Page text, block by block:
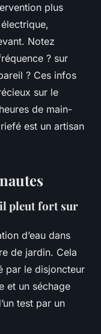
plus
Notez
? sur
? Ces infos
sur le
de main-
est un artisan
pleut fort sur
d’eau dans
de jardin. Cela
par le disjoncteur
et un séchage
test par un